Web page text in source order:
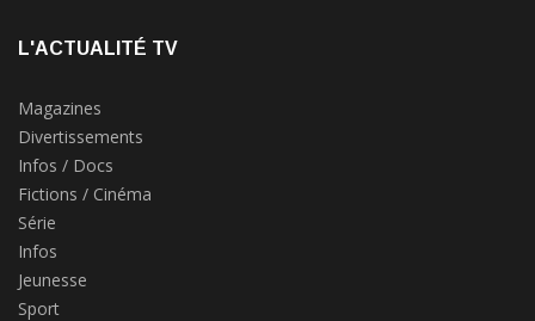
L'ACTUALITÉ TV
Magazines
Divertissements
Infos / Docs
Fictions / Cinéma
Série
Infos
Jeunesse
Sport